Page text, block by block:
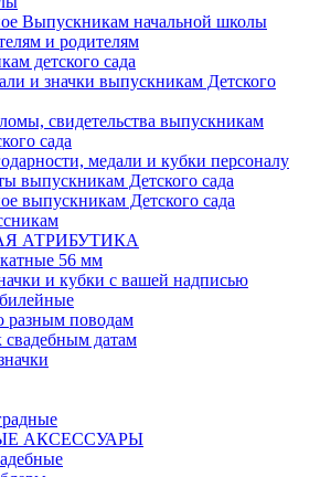
Выпускникам начальной школы
и родителям
детского сада
и значки выпускникам Детского
свидетельства выпускникам
сада
медали и кубки персоналу
выпускникам Детского сада
выпускникам Детского сада
АТРИБУТИКА
56 мм
и кубки с вашей надписью
разным поводам
свадебным датам
АКСЕССУАРЫ